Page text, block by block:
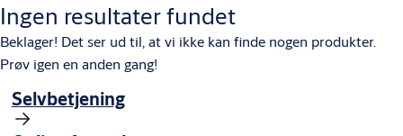
Ingen resultater fundet
Beklager! Det ser ud til, at vi ikke kan finde nogen produkter.
Prøv igen en anden gang!
Selvbetjening